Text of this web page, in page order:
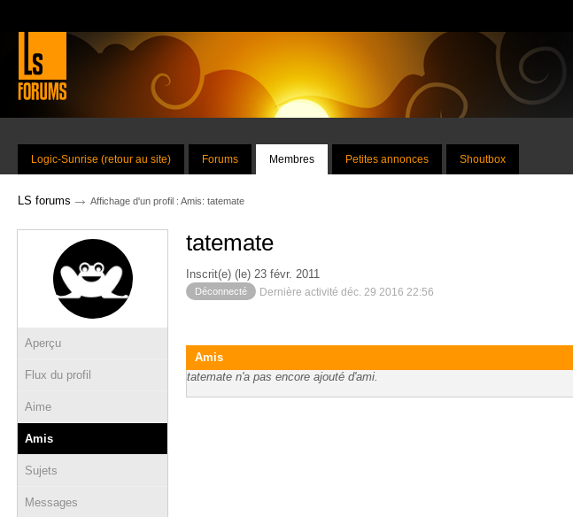
Logic-Sunrise (retour au site) Forums Membres Petites annonces Shoutbox
LS forums → Affichage d'un profil : Amis: tatemate
Aperçu
Flux du profil
Aime
Amis
Sujets
Messages
tatemate
Inscrit(e) (le) 23 févr. 2011
Déconnecté Dernière activité déc. 29 2016 22:56
Amis
tatemate n'a pas encore ajouté d'ami.